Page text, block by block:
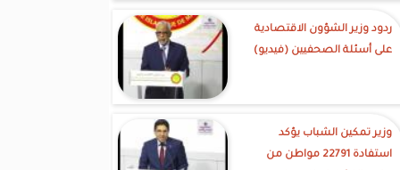
ردود وزير الشؤون الاقتصادية
على أسئلة الصحفيين (فيديو)
وزير تمكين الشباب يؤكد
استفادة 22791 مواطن من